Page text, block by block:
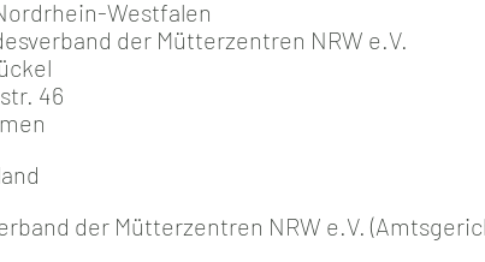
Westfalen
der Mütterzentren NRW e.V.
46
der Mütterzentren NRW e.V.